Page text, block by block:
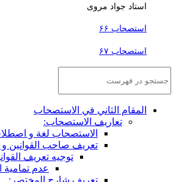
استاد جواد مروی
استصحاب ۶۶
استصحاب ۶۷
المقام الثاني في الاستصحاب
تعاريف الاستصحاب:
الاستصحاب لغة و اصطلاحا
تعريف صاحب القوانين و
توجيه تعريف
عدم تمامية
تعريف شارح المختصر: